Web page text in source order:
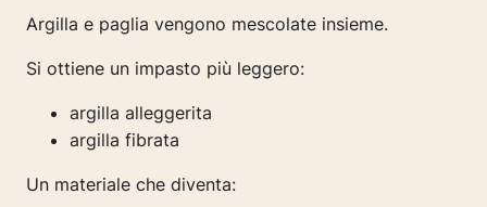
Argilla e paglia vengono mescolate insieme.
Si ottiene un impasto più leggero:
argilla alleggerita
argilla fibrata
Un materiale che diventa: